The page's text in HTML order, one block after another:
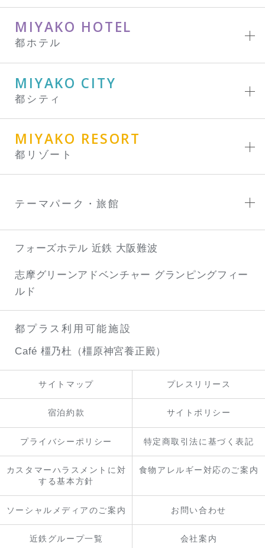
MIYAKO HOTEL
都ホテル
MIYAKO CITY
都シティ
MIYAKO RESORT
都リゾート
テーマパーク・旅館
フォーズホテル 近鉄 大阪難波
志摩グリーンアドベンチャー グランピングフィー
ルド
都プラス利用可能施設
Café 橿乃杜（橿原神宮養正殿）
サイトマップ プレスリリース
宿泊約款 サイトポリシー
プライバシーポリシー 特定商取引法に基づく表記
カスタマーハラスメントに対
する基本方針
食物アレルギー対応のご案内
ソーシャルメディアのご案内 お問い合わせ
近鉄グループ一覧 会社案内